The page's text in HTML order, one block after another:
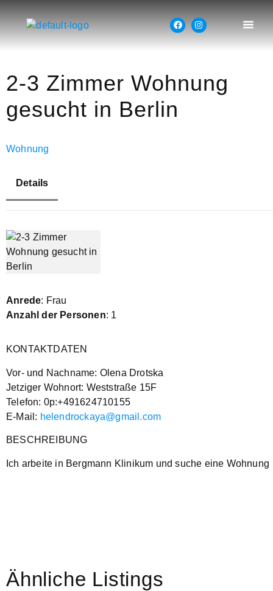
2-3 Zimmer Wohnung
gesucht in Berlin
Wohnung
Details
Anrede: Frau
Anzahl der Personen: 1
KONTAKTDATEN
Vor- und Nachname: Olena Drotska
Jetziger Wohnort: Weststraße 15F
Telefon: 0p:+491624710155
E-Mail: helendrockaya@gmail.com
BESCHREIBUNG
Ich arbeite in Bergmann Klinikum und suche eine Wohnung
Ähnliche Listings